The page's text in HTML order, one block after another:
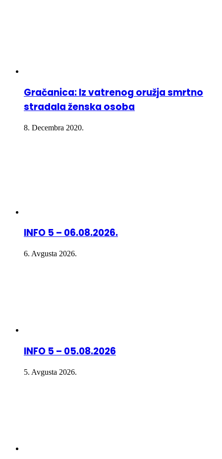
Gračanica: Iz vatrenog oružja smrtno
stradala ženska osoba
8. Decembra 2020.
INFO 5 – 06.08.2026.
6. Avgusta 2026.
INFO 5 – 05.08.2026
5. Avgusta 2026.